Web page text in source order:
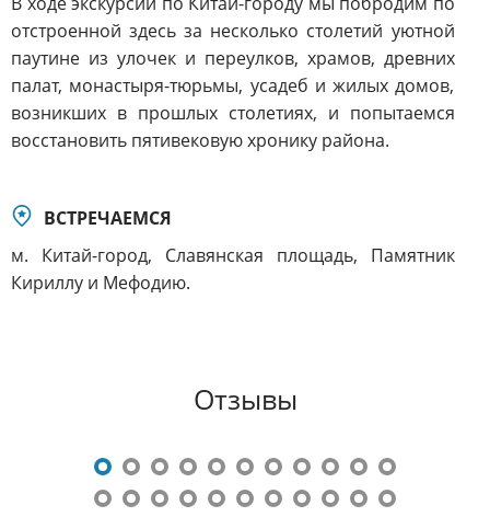
отстроенной здесь за несколько столетий уютной
паутине из улочек и переулков, храмов, древних
палат, монастыря-тюрьмы, усадеб и жилых домов,
возникших в прошлых столетиях, и попытаемся
восстановить пятивековую хронику района.
ВСТРЕЧАЕМСЯ
м. Китай-город, Славянская площадь, Памятник
Кириллу и Мефодию.
Отзывы